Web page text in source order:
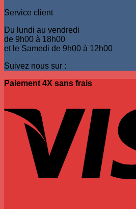
Service client
Du lundi au vendredi
de 9h00 à 18h00
et le Samedi de 9h00 à 12h00
Suivez nous sur :
Paiement 4X sans frais